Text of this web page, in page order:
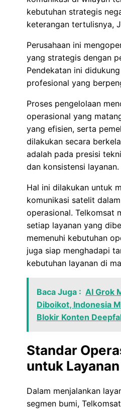
kebutuhan strategis
keterangan tertulisnya,
Perusahaan ini
yang strategis dengan
Pendekatan ini
profesional yang
Proses pengelolaan
operasional yang
yang efisien, serta
dilakukan secara
adalah pada presisi
dan konsistensi layanan.
Hal ini dilakukan untuk
komunikasi satelit
operasional. Telkomsat
setiap layanan yang
memenuhi kebutuhan
juga siap menghadapi
kebutuhan layanan di
Baca Juga : AI Grok
Diboikot, Indonesia
Blokir Konten
Standar
untuk
Dalam menjalankan
segmen bumi,